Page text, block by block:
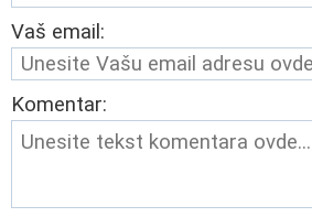
Vaš email:
Komentar: